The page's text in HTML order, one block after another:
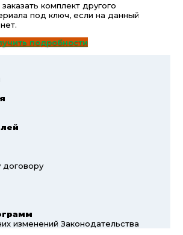
комплект другого
под ключ, если на данный
подробности
договору
изменений Законодательства